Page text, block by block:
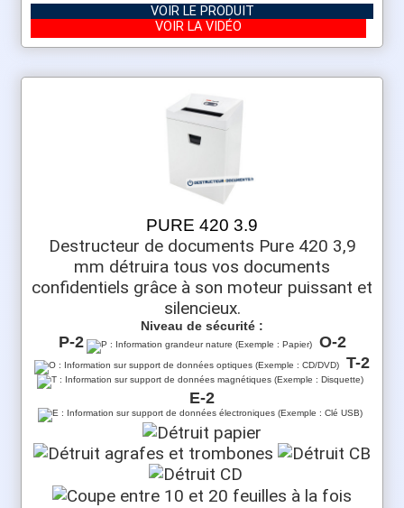
VOIR LE PRODUIT
VOIR LA VIDÉO
PURE 420 3.9
Destructeur de documents Pure 420 3,9
mm détruira tous vos documents
confidentiels grâce à son moteur puissant et
silencieux.
Niveau de sécurité :
P-2
O-2
T-2
E-2